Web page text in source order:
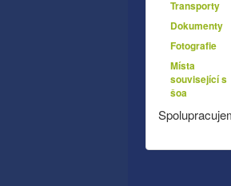
Transporty
Dokumenty
Fotografie
Místa
související s
šoa